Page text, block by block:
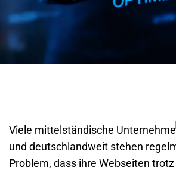
Viele mittelständische
und deutschlandweit stehen
Problem, dass ihre Webseiten